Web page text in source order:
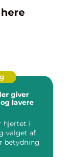
giver
lavere
hjertet i
valget af
betydning